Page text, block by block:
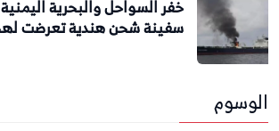
خفر السواحل والبحرية
سفينة شحن هندية تعرضت
الوسوم